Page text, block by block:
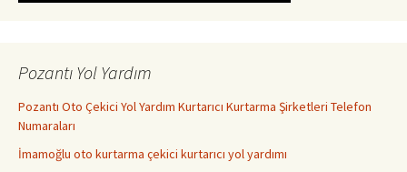
Pozantı Yol Yardım
Pozantı Oto Çekici Yol Yardım Kurtarıcı Kurtarma Şirketleri Telefon
Numaraları
İmamoğlu oto kurtarma çekici kurtarıcı yol yardımı